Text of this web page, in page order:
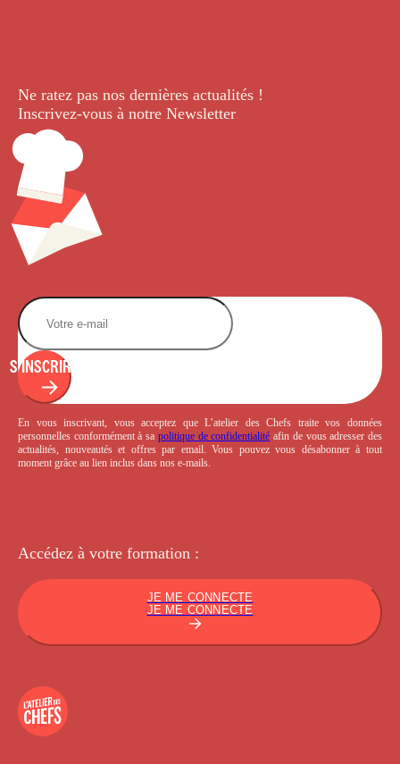
Ne ratez pas nos dernières actualités !
Inscrivez-vous à notre Newsletter.
S'INSCRIRE
En vous inscrivant, vous acceptez que L’atelier des Chefs traite vos données
personnelles conformément à sa politique de confidentialité afin de vous adresser des
actualités, nouveautés et offres par email. Vous pouvez vous désabonner à tout
moment grâce au lien inclus dans nos e-mails.
Accédez à votre formation :
JE ME CONNECTE
JE ME CONNECTE